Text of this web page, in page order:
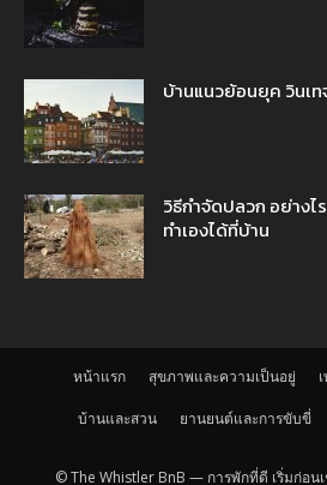
บ้านแนวย้อนยุค วินเท
วิธีกำจัดปลวก อย่าง
ทำเองได้ที่บ้าน
หน้าแรก สุขภาพและความเป็นอยู่
บ้านและสวน ยานยนต์และการขับขี่
© The Whistler BnB — การพักที่ดี เริ่มก่อน